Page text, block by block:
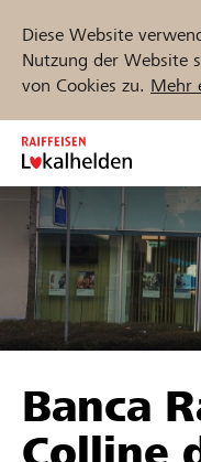
Diese Website
Nutzung der Website
von Cookies zu. Mehr
Zum
Inhalt
springen
Unterstützen
Projekte und
Banca